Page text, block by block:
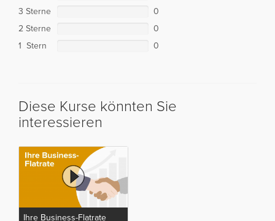
3 Sterne
0
2 Sterne
0
1 Stern
0
Diese Kurse könnten Sie
interessieren
Ihre Business-Flatrate